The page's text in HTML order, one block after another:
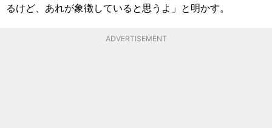
るけど、あれが象徴していると思うよ」と明かす。
ADVERTISEMENT